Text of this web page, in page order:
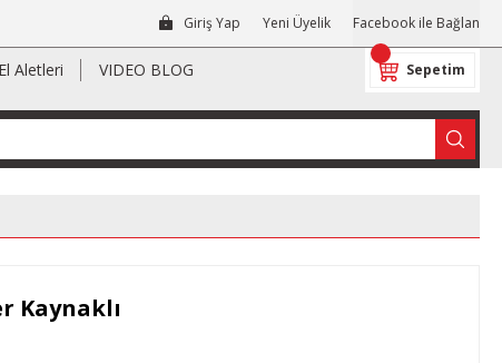
Giriş Yap Yeni Üyelik Facebook ile Bağlan
Aletleri VIDEO BLOG Sepetim
Kaynaklı